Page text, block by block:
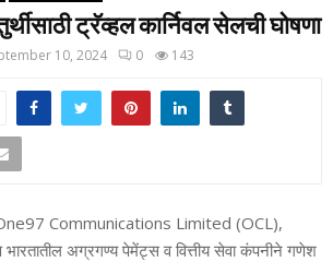
ट्रॅव्हल कार्निवल सेलची घोषणा
10, 2024 0 143
Communications Limited (OCL),
अग्रगण्य पेमेंट्स व वित्तीय सेवा कंपनीने गणेश